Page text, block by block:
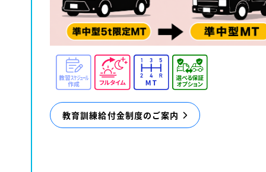
教育訓練給付金制度のご案内